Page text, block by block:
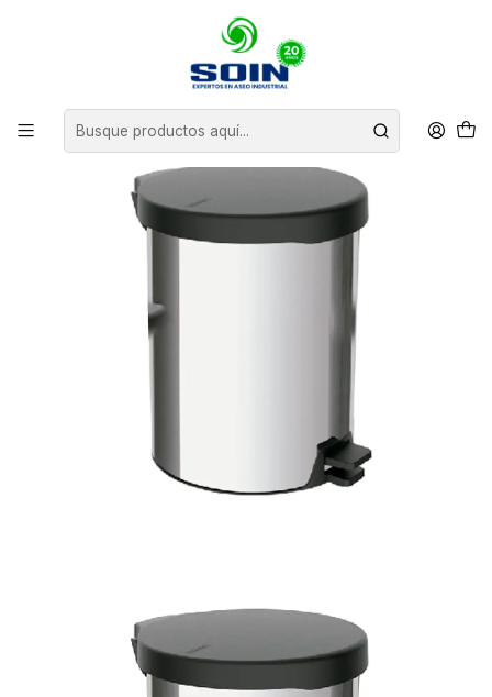
BASUREROS DE ACERO
BASURERO 12L ACERO INOX. TAPA PLASTICA